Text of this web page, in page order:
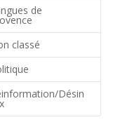
de
classé
Désin